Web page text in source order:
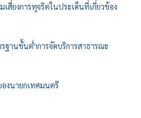
เสี่ยงการทุจริตในประเด็นที่เกี่ยวข้อง
ฐานขั้นต่ำการจัดบริการสาธารณะ
งนายกเทศมนตรี